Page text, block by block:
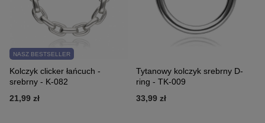
NASZ BESTSELLER
Kolczyk clicker łańcuch -
srebrny - K-082
21,99 zł
Tytanowy kolczyk srebrny D-
ring - TK-009
33,99 zł